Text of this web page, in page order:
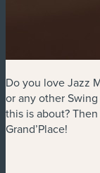
Do you love Jazz
or any other
this is about?
Grand’Place!